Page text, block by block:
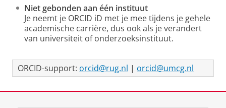
Niet gebonden aan één instituut
Je neemt je ORCID iD met je mee tijdens je gehele
academische carrière, dus ook als je verandert
van universiteit of onderzoeksinstituut.
ORCID-support: orcid@rug.nl | orcid@umcg.nl